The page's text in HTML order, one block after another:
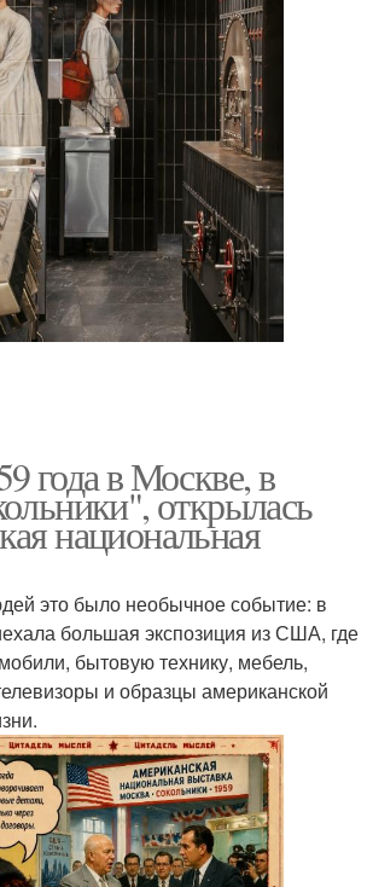
года в Москве, в
открылась
национальная
это было необычное событие: в
большая экспозиция из США, где
бытовую технику, мебель,
и образцы американской